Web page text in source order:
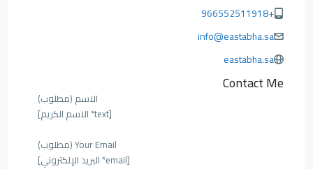
+966552511918
info@eastabha.sa
eastabha.sa
Contact Me
الاسم (مطلوب)
[text* الاسم الكريم]
Your Email (مطلوب)
[email* البريد الإلكتروني]